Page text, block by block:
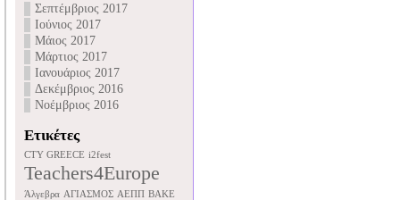
Σεπτέμβριος 2017
Ιούνιος 2017
Μάιος 2017
Μάρτιος 2017
Ιανουάριος 2017
Δεκέμβριος 2016
Νοέμβριος 2016
Ετικέτες
CTY GREECE i2fest
Teachers4Europe
Άλγεβρα ΑΓΙΑΣΜΟΣ ΑΕΠΠ ΒΑΚΕ